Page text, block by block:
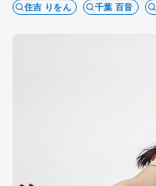
住吉 りをん
千葉 百音